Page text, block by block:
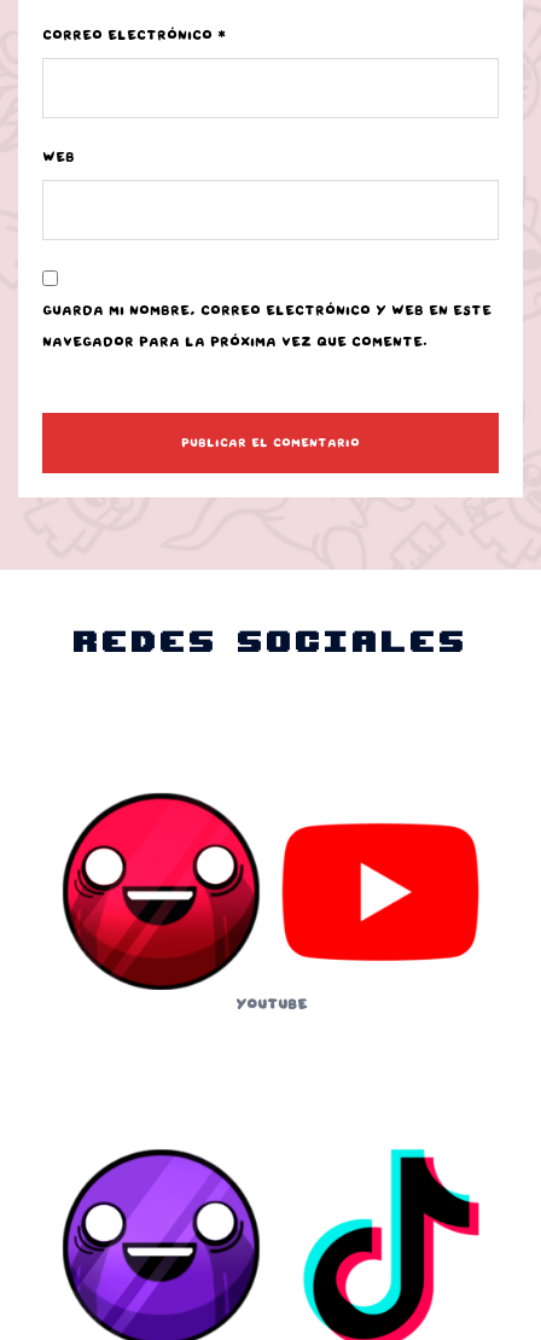
Correo electrónico *
Web
Guarda mi nombre, correo electrónico y web en este
navegador para la próxima vez que comente.
Redes Sociales
YouTube